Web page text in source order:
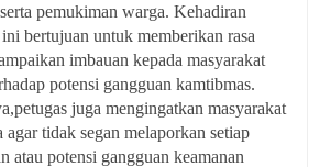
pemukiman warga. Kehadiran
bertujuan untuk memberikan rasa
imbauan kepada masyarakat
potensi gangguan kamtibmas.
juga mengingatkan masyarakat
agar tidak segan melaporkan setiap
atau potensi gangguan keamanan